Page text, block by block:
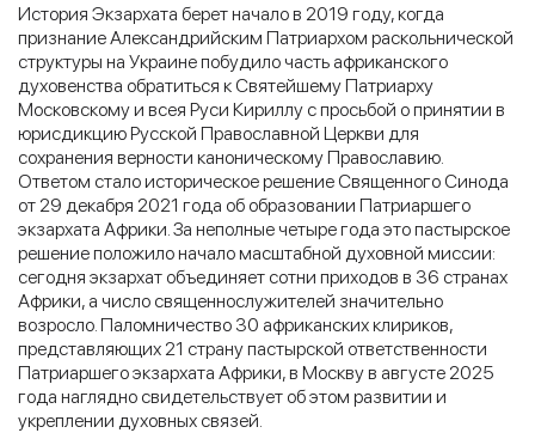
История Экзархата берет начало в 2019 году, когда
признание Александрийским Патриархом раскольнической
структуры на Украине побудило часть африканского
духовенства обратиться к Святейшему Патриарху
Московскому и всея Руси Кириллу с просьбой о принятии в
юрисдикцию Русской Православной Церкви для
сохранения верности каноническому Православию.
Ответом стало историческое решение Священного Синода
от 29 декабря 2021 года об образовании Патриаршего
экзархата Африки. За неполные четыре года это пастырское
решение положило начало масштабной духовной миссии:
сегодня экзархат объединяет сотни приходов в 36 странах
Африки, а число священнослужителей значительно
возросло. Паломничество 30 африканских клириков,
представляющих 21 страну пастырской ответственности
Патриаршего экзархата Африки, в Москву в августе 2025
года наглядно свидетельствует об этом развитии и
укреплении духовных связей.